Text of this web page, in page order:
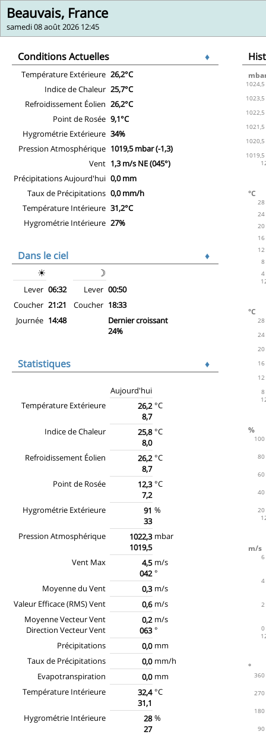
Beauvais, France
samedi 08 août 2026 12:45
Conditions Actuelles ♦
Température Extérieure 26,2°C
Indice de Chaleur 25,7°C
Refroidissement Éolien 26,2°C
Point de Rosée 9,1°C
Hygrométrie Extérieure 34%
Pression Atmosphérique 1019,5 mbar (-1,3)
Vent 1,3 m/s NE (045°)
Précipitations Aujourd'hui 0,0 mm
Taux de Précipitations 0,0 mm/h
Température Intérieure 31,2°C
Hygrométrie Intérieure 27%
Dans le ciel
♦
☀
☽
Lever 06:32 Lever 00:50
Coucher 21:21 Coucher 18:33
Journée 14:48
Dernier croissant
24%
Statistiques ♦
Aujourd'hui
Température Extérieure
26,2
8,7
°C
Indice de Chaleur
25,8
8,0
°C
Refroidissement Éolien
26,2
8,7
°C
Point de Rosée
12,3
7,2
°C
Hygrométrie Extérieure
91
33
%
Pression Atmosphérique
1022,3
1019,5
mbar
Vent Max
4,5
042
m/s
°
Moyenne du Vent
0,3 m/s
Valeur Efficace (RMS) Vent
0,6 m/s
Moyenne Vecteur Vent
Direction Vecteur Vent
0,2
063
m/s
°
Précipitations
0,0 mm
Taux de Précipitations
0,0 mm/h
Evapotranspiration
0,0 mm
Température Intérieure
32,4
31,1
°C
Hygrométrie Intérieure
28
27
%